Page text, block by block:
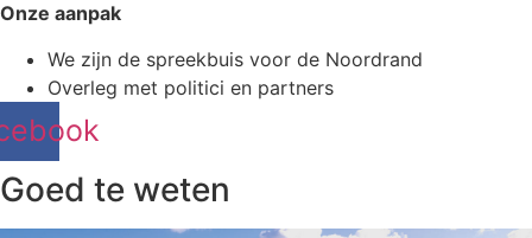
Onze aanpak
We zijn de spreekbuis voor de Noordrand
Overleg met politici en partners
Goed te weten